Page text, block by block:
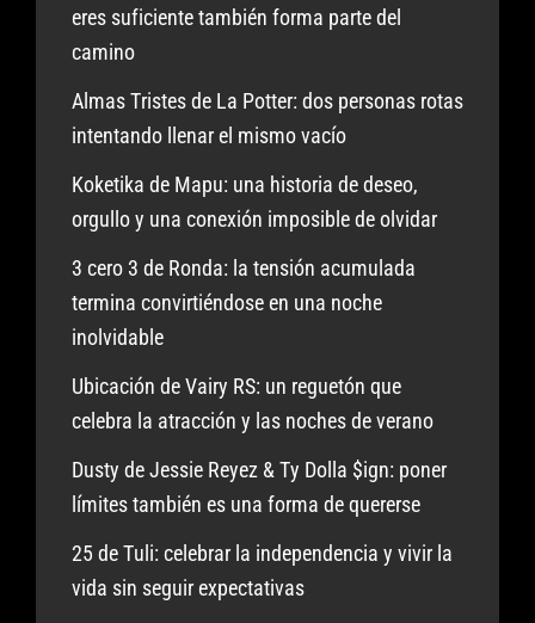
eres suficiente también forma parte del
camino
Almas Tristes de La Potter: dos personas rotas
intentando llenar el mismo vacío
Koketika de Mapu: una historia de deseo,
orgullo y una conexión imposible de olvidar
3 cero 3 de Ronda: la tensión acumulada
termina convirtiéndose en una noche
inolvidable
Ubicación de Vairy RS: un reguetón que
celebra la atracción y las noches de verano
Dusty de Jessie Reyez & Ty Dolla $ign: poner
límites también es una forma de quererse
25 de Tuli: celebrar la independencia y vivir la
vida sin seguir expectativas